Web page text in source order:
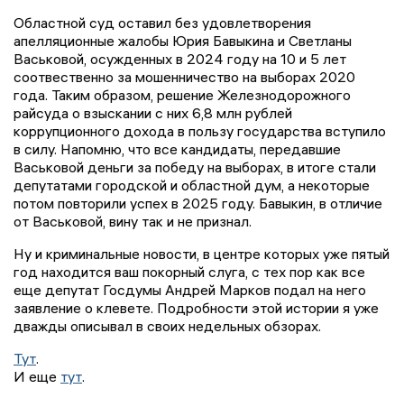
Областной суд оставил без удовлетворения
апелляционные жалобы Юрия Бавыкина и Светланы
Васьковой, осужденных в 2024 году на 10 и 5 лет
соотвественно за мошенничество на выборах 2020
года. Таким образом, решение Железнодорожного
райсуда о взыскании с них 6,8 млн рублей
коррупционного дохода в пользу государства вступило
в силу. Напомню, что все кандидаты, передавшие
Васьковой деньги за победу на выборах, в итоге стали
депутатами городской и областной дум, а некоторые
потом повторили успех в 2025 году. Бавыкин, в отличие
от Васьковой, вину так и не признал.
Ну и криминальные новости, в центре которых уже пятый
год находится ваш покорный слуга, с тех пор как все
еще депутат Госдумы Андрей Марков подал на него
заявление о клевете. Подробности этой истории я уже
дважды описывал в своих недельных обзорах.
Тут.
И еще тут.